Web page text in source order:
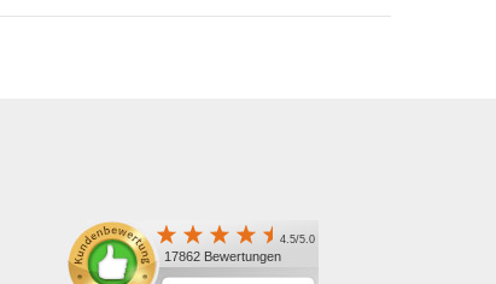
4.5/5.0
17862 Bewertungen